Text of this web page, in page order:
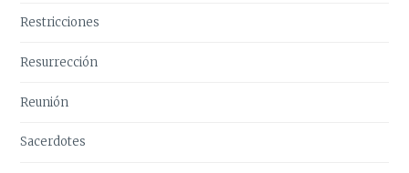
Restricciones
Resurrección
Reunión
Sacerdotes